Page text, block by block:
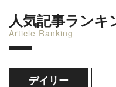
人気記事ランキ
Article Ranking
デイリー